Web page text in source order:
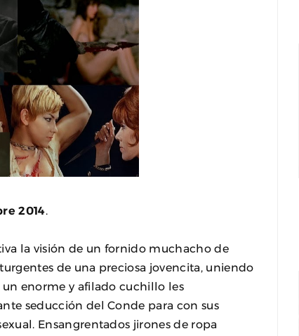
2014
la visión de un fornido muchacho de
de una preciosa jovencita, uniendo
un enorme y afilado cuchillo les
seducción del Conde para con sus
Ensangrentados jirones de ropa
Entrevista a Paco Arasanz, director y
guionista de Nos Veremos Esta Noche,